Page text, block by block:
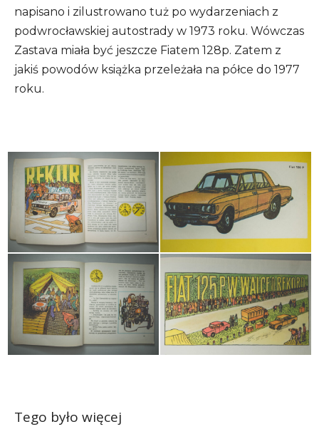
napisano i zilustrowano tuż po wydarzeniach z
podwrocławskiej autostrady w 1973 roku. Wówczas
Zastava miała być jeszcze Fiatem 128p. Zatem z
jakiś powodów książka przeleżała na półce do 1977
roku.
Tego było więcej